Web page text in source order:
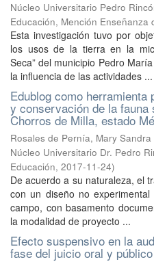
Núcleo Universitario Pedro
Educación, Mención Enseñanza
Esta investigación tuvo por
los usos de la tierra en la
Seca” del municipio Pedro
la influencia de las actividades ...
Edublog como herramienta
y conservación de la
Chorros de Milla, estado
Rosales de Pernía, Mary Sandra
Núcleo Universitario Dr. Pedro
Educación, 2017-11-24)
De acuerdo a su naturaleza, el
con un diseño no
campo, con basamento
la modalidad de proyecto ...
Efecto suspensivo en la
fase del juicio oral y público